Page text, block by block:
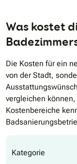
Was kostet
Die Kosten für ein
von der Stadt,
vergleichen
Kostenbereiche
Kategorie